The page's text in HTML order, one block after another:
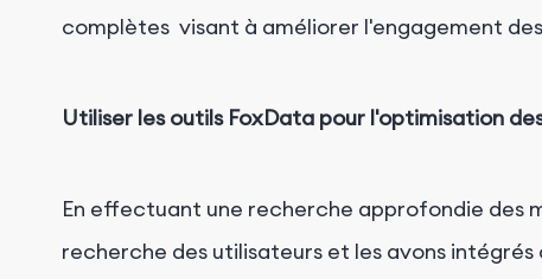
complètes visant à améliorer l'engagement
Utiliser les outils FoxData pour l'optimisation
En effectuant une recherche approfondie des
recherche des utilisateurs et les avons